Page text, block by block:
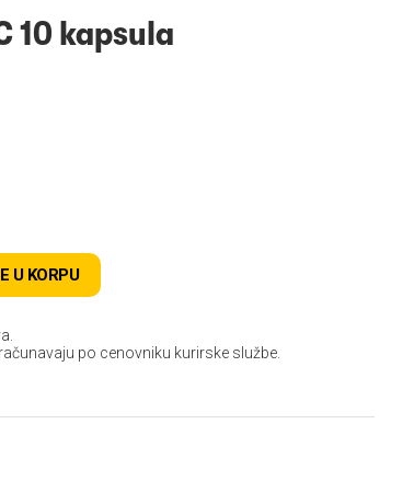
10 kapsula
U KORPU
po cenovniku kurirske službe.